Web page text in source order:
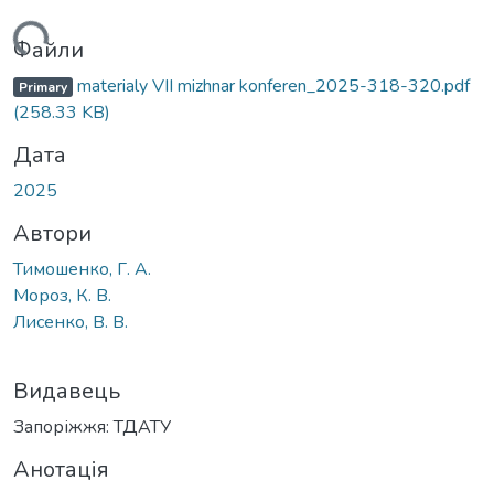
Файли
Primary materialy VІІ mizhnar konferen_2025-318-320.pdf
(258.33 KB)
Дата
2025
Автори
Тимошенко, Г. А.
Мороз, К. В.
Лисенко, В. В.
Видавець
Запоріжжя: ТДАТУ
Анотація